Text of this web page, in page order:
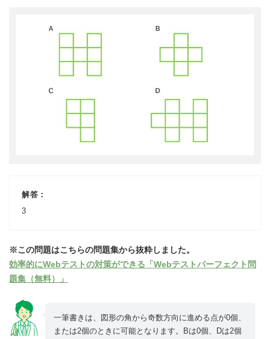
解答：
3
※この問題はこちらの問題集から抜粋しました。
効率的にWebテストの対策ができる「Webテストパーフェクト問
題集（無料）」
一筆書きは、図形の角から奇数方向に進める点が0個、
または2個のときに可能となります。Bは0個、Dは2個